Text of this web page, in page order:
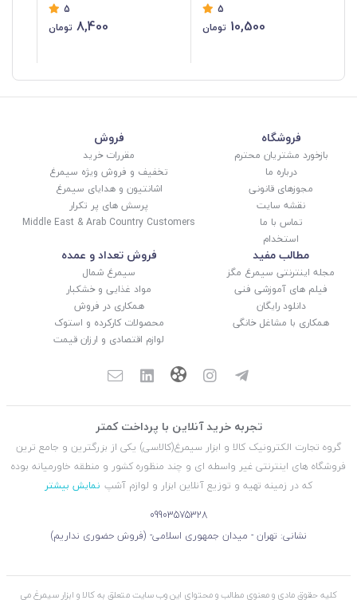
5
10,500 تومان
5
8,400 تومان
فروشگاه
بازخورد مشتریان محترم
درباره ما
مجوزهای قانونی
نقشه سایت
تماس با ما
استخدام
فروش
مقررات خرید
تخفیف و فروش ویژه سیمرغ
اشانتیون و هدایای سیمرغ
پرسش های پر تکرار
Middle East & Arab Country Customers
مطالب مفید
مجله اینترنتی سیمرغ مگز
فیلم های آموزشی فنی
دانلود رایگان
همکاری با مشاغل خانگی
فروش تعداد و عمده
سیمرغ شمال
مواد غذایی و خشکبار
همکاری در فروش
محصولات کارکرده و استوک
لوازم اقتصادی و ارزان قیمت
تجربه خرید آنلاین با پرداخت کمتر
گروه تجارت الکترونیک کالا و ابزار سیمرغ(کالاسی) یکی از بزرگترین و جامع ترین
فروشگاه های اینترنتی غیر واسطه ای و چند منظوره کشور و منطقه خاورمیانه بوده
که در زمینه تهیه و توزیع آنلاین ابزار و لوازم آشپ نمایش بیشتر
09903575328
نشانی: تهران - میدان جمهوری اسلامی- (فروش حضوری نداریم)
کلیه حقوق مادی و معنوی مطالب و محتوای این وب سایت متعلق به کالا و ابزار سیمرغ می